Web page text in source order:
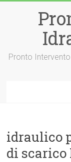
Pronto
idraulico
di scarico